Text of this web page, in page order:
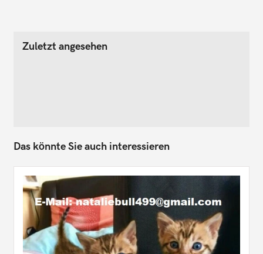
Zuletzt angesehen
Das könnte Sie auch interessieren